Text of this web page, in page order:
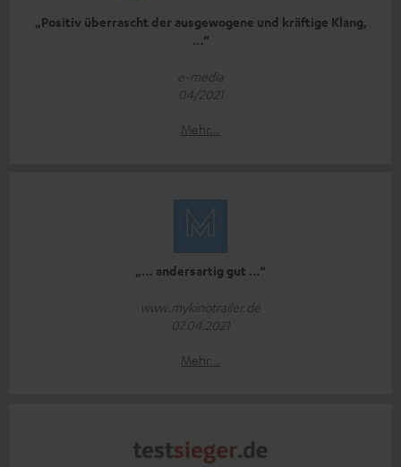
„Positiv überrascht der ausgewogene und kräftige Klang,
…“
e-media
04/2021
Mehr...
„… andersartig gut …“
www.mykinotrailer.de
07.04.2021
Mehr...